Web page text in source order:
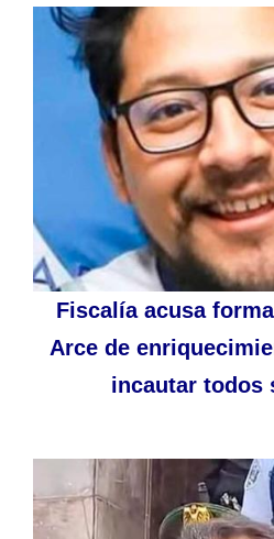
Fiscalía acusa
Arce de
incautar todos